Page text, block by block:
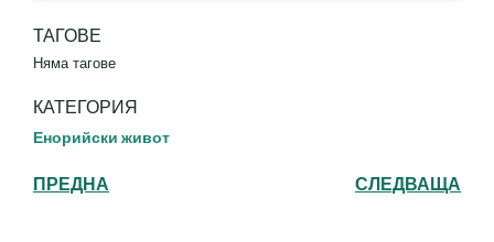
ТАГОВЕ
Няма тагове
КАТЕГОРИЯ
Енорийски живот
ПРЕДНА СЛЕДВАЩА